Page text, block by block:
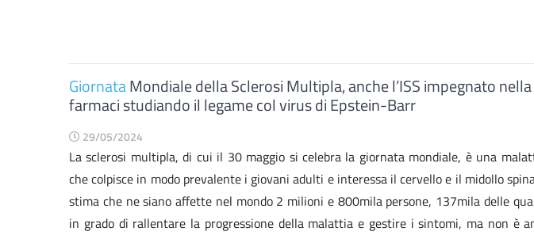
GiornataMondiale della Sclerosi Multipla, anche l’ISS impegnato
farmaci studiando il legame col virus di Epstein-Barr
29/05/2024
La sclerosi multipla, di cui il 30 maggio si celebra la giornata mondiale, è una
che colpisce in modo prevalente i giovani adulti e interessa il cervello e il midollo
stima che ne siano affette nel mondo 2 milioni e 800mila persone, 137mila delle
in grado di rallentare la progressione della malattia e gestire i sintomi, ma non è